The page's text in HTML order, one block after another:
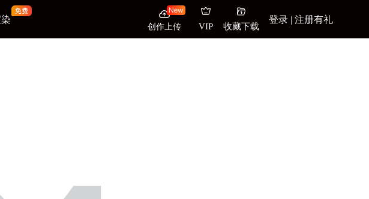
创作上传 VIP 收藏下载
登录 | 注册有礼